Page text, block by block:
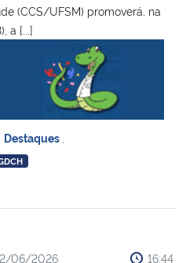
(CCS/UFSM) promoverá, na
a [...]
Destaques
06/2026 16:44